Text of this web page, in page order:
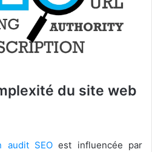
du site web
audit SEOest influencée par